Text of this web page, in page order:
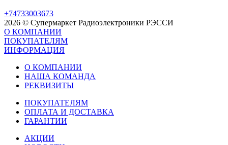
+74733003673
2026 © Супермаркет Радиоэлектроники РЭССИ
О КОМПАНИИ
ПОКУПАТЕЛЯМ
ИНФОРМАЦИЯ
О КОМПАНИИ
НАША КОМАНДА
РЕКВИЗИТЫ
ПОКУПАТЕЛЯМ
ОПЛАТА И ДОСТАВКА
ГАРАНТИИ
АКЦИИ